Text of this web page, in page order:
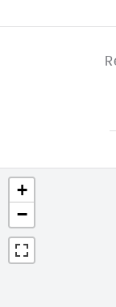
+
−